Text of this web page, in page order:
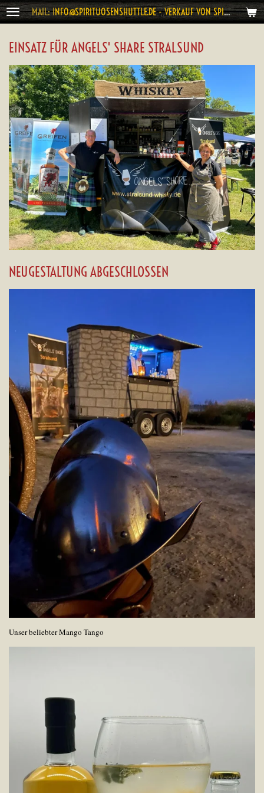
Zum
Hauptinhalt
MAIL: INFO@SPIRITUOSENSHUTTLE.DE - VERKAUF VON SPIRITUOSEN AB 18 JAHRE
EINSATZ FÜR ANGELS' SHARE STRALSUND
NEUGESTALTUNG ABGESCHLOSSEN
Unser beliebter Mango Tango